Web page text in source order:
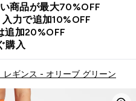
商品が最大70%OFF
力で追加10%OFF
追加20%OFF
購入
レギンス - オリーブ グリーン